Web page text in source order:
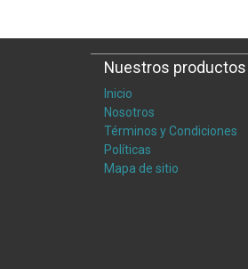
Nuestros
Inicio
Nosotros
Términos y Condiciones
Políticas
Mapa de sitio